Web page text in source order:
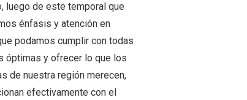
luego de este temporal que
énfasis y atención en
podamos cumplir con todas
óptimas y ofrecer lo que los
de nuestra región merecen,
efectivamente con el